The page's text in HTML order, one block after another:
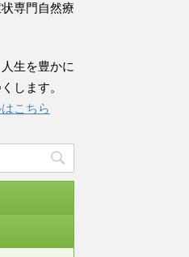
専門自然療
生を豊かに
します。
こちら